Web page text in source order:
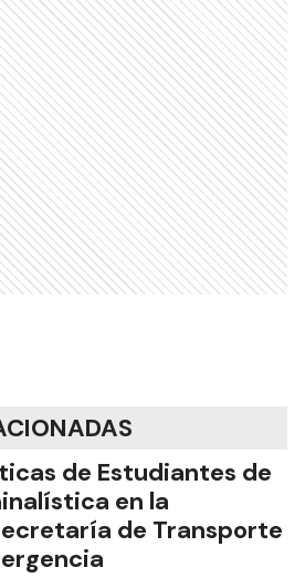
de Estudiantes de
en la
de Transporte